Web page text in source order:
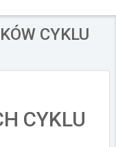
CYKLU
CYKLU